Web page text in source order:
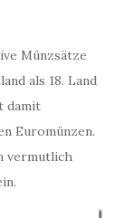
Münzsätze
als 18. Land
damit
Euromünzen.
vermutlich